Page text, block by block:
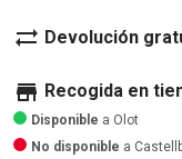
sync_alt Devolución
store Recogida en
Disponible a Olot
No disponible a